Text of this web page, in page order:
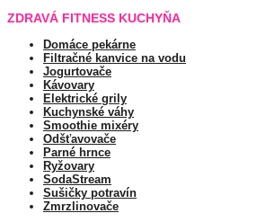
ZDRAVÁ FITNESS KUCHYŇA
Domáce pekárne
Filtračné kanvice na vodu
Jogurtovače
Kávovary
Elektrické grily
Kuchynské váhy
Smoothie mixéry
Odšťavovače
Parné hrnce
Ryžovary
SodaStream
Sušičky potravín
Zmrzlinovače